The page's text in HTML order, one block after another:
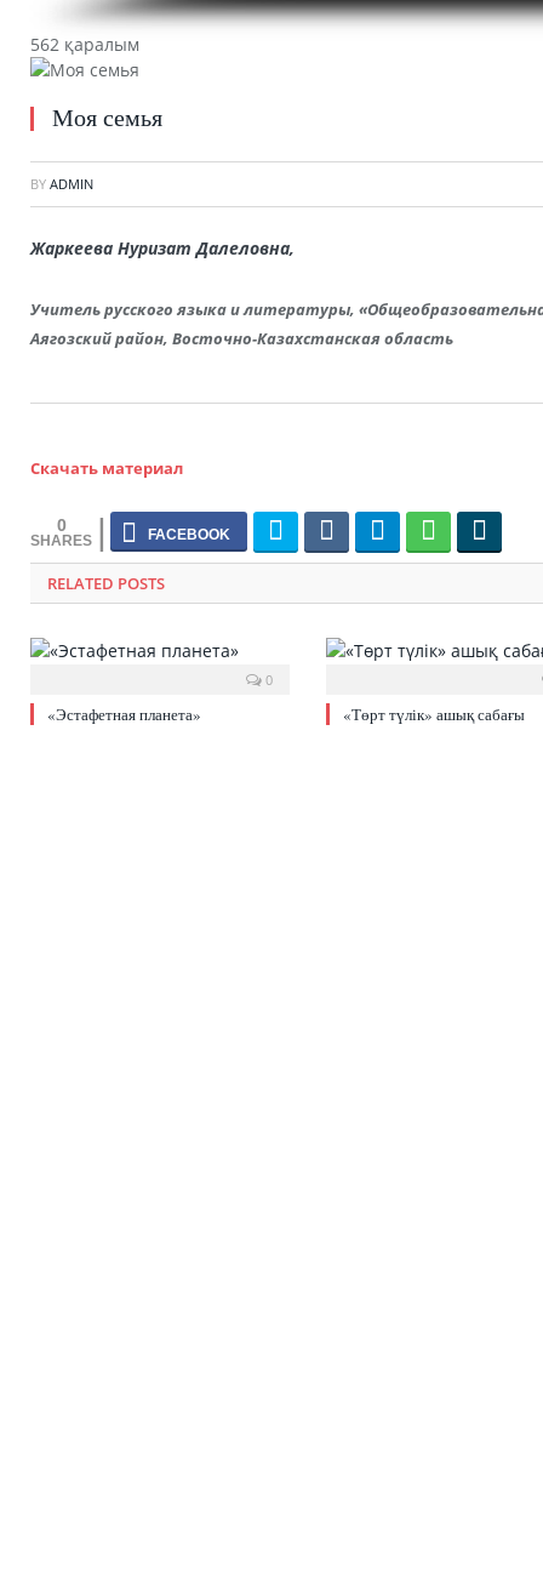
562 қаралым
Моя семья
BY ADMIN
Жаркеева Нуризат Далеловна,
Учитель русского языка и литературы,
Аягозский район, Восточно-Казахстанская область
Скачать материал
0
RELATED POSTS
0
«Эстафетная планета» «Төрт түлік» ашық сабағы